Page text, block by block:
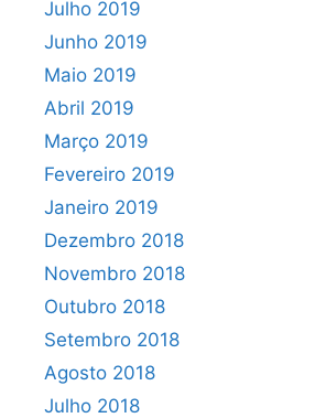
Julho 2019
Junho 2019
Maio 2019
Abril 2019
Março 2019
Fevereiro 2019
Janeiro 2019
Dezembro 2018
Novembro 2018
Outubro 2018
Setembro 2018
Agosto 2018
Julho 2018